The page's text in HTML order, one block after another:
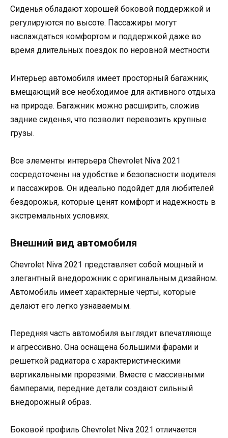
Сиденья обладают хорошей боковой поддержкой и
регулируются по высоте. Пассажиры могут
наслаждаться комфортом и поддержкой даже во
время длительных поездок по неровной местности.
Интерьер автомобиля имеет просторный багажник,
вмещающий все необходимое для активного отдыха
на природе. Багажник можно расширить, сложив
задние сиденья, что позволит перевозить крупные
грузы.
Все элементы интерьера Chevrolet Niva 2021
сосредоточены на удобстве и безопасности водителя
и пассажиров. Он идеально подойдет для любителей
бездорожья, которые ценят комфорт и надежность в
экстремальных условиях.
Внешний вид автомобиля
Chevrolet Niva 2021 представляет собой мощный и
элегантный внедорожник с оригинальным дизайном.
Автомобиль имеет характерные черты, которые
делают его легко узнаваемым.
Передняя часть автомобиля выглядит впечатляюще
и агрессивно. Она оснащена большими фарами и
решеткой радиатора с характеристическими
вертикальными прорезями. Вместе с массивными
бамперами, передние детали создают сильный
внедорожный образ.
Боковой профиль Chevrolet Niva 2021 отличается